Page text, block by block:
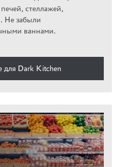
стеллажей,
Не забыли
ваннами.
для Dark Kitchen